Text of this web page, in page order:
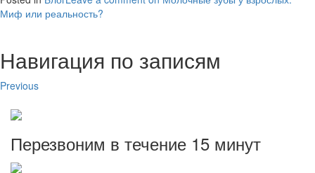
Миф или реальность?
Навигация по записям
Previous
Перезвоним в течение 15 минут